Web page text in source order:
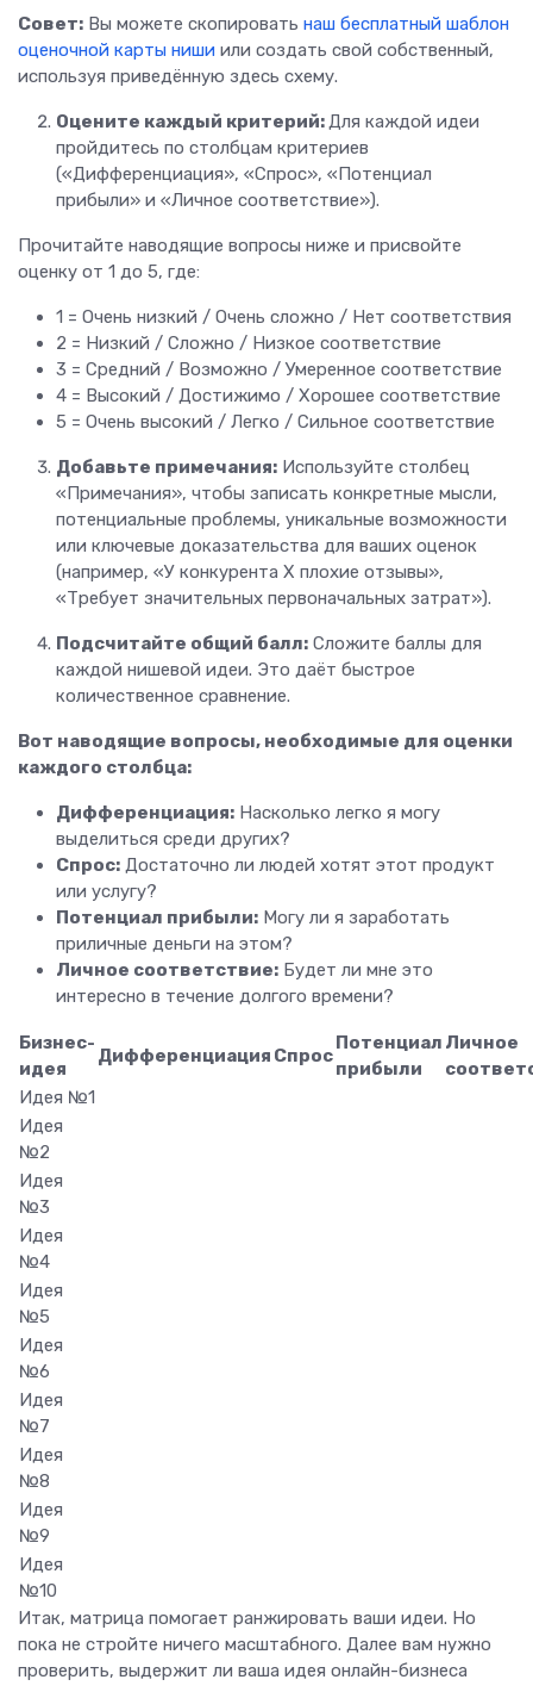
Совет: Вы можете скопировать наш бесплатный шаблон
оценочной карты ниши или создать свой собственный,
используя приведённую здесь схему.
Оцените каждый критерий:Для каждой идеи
пройдитесь по столбцам критериев
(«Дифференциация», «Спрос», «Потенциал
прибыли» и «Личное соответствие»).
Прочитайте наводящие вопросы ниже и присвойте
оценку от 1 до 5, где:
1 = Очень низкий / Очень сложно / Нет соответствия
2 = Низкий / Сложно / Низкое соответствие
3 = Средний / Возможно / Умеренное соответствие
4 = Высокий / Достижимо / Хорошее соответствие
5 = Очень высокий / Легко / Сильное соответствие
Добавьте примечания: Используйте столбец
«Примечания», чтобы записать конкретные мысли,
потенциальные проблемы, уникальные возможности
или ключевые доказательства для ваших оценок
(например, «У конкурента X плохие отзывы»,
«Требует значительных первоначальных затрат»).
Подсчитайте общий балл: Сложите баллы для
каждой нишевой идеи. Это даёт быстрое
количественное сравнение.
Вот наводящие вопросы, необходимые для оценки
каждого столбца:
Дифференциация: Насколько легко я могу
выделиться среди других?
Спрос: Достаточно ли людей хотят этот продукт
или услугу?
Потенциал прибыли: Могу ли я заработать
приличные деньги на этом?
Личное соответствие: Будет ли мне это
интересно в течение долгого времени?
Бизнес-
идея
Дифференциация Спрос
Потенциал
прибыли
Личное
Идея №1
Идея
№2
Идея
№3
Идея
№4
Идея
№5
Идея
№6
Идея
№7
Идея
№8
Идея
№9
Идея
№10
Итак, матрица помогает ранжировать ваши идеи. Но
пока не стройте ничего масштабного. Далее вам нужно
проверить, выдержит ли ваша идея онлайн-бизнеса